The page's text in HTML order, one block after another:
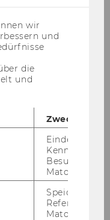
wir
und
die
und
Zweck
Eindeutige
Besuchers
Matomo.
Speicherung
Referrers
Matomo.